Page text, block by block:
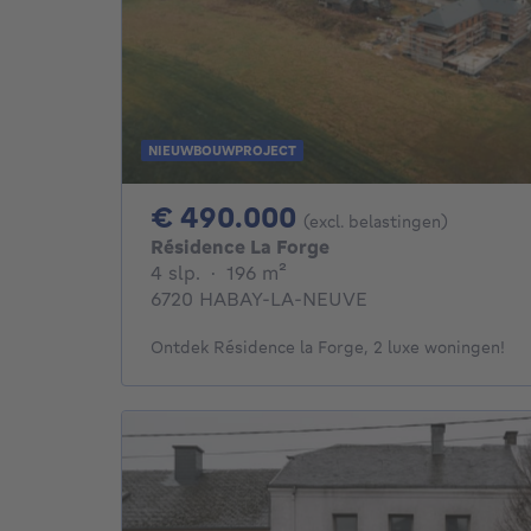
NIEUWBOUWPROJECT
€ 490.000 490000€
(excl. belastingen)
Résidence La Forge
4 slp. 4 slaapkamers
· 196 m²
6720 HABAY-LA-NEUVE
Ontdek Résidence la Forge, 2 luxe woningen!